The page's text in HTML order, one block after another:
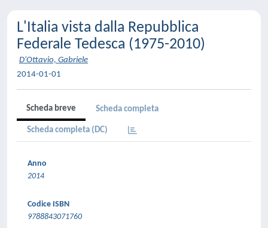
L'Italia vista dalla Repubblica
Federale Tedesca (1975-2010)
D'Ottavio, Gabriele
2014-01-01
Scheda breve Scheda completa
Scheda completa (DC)
Anno
2014
Codice ISBN
9788843071760